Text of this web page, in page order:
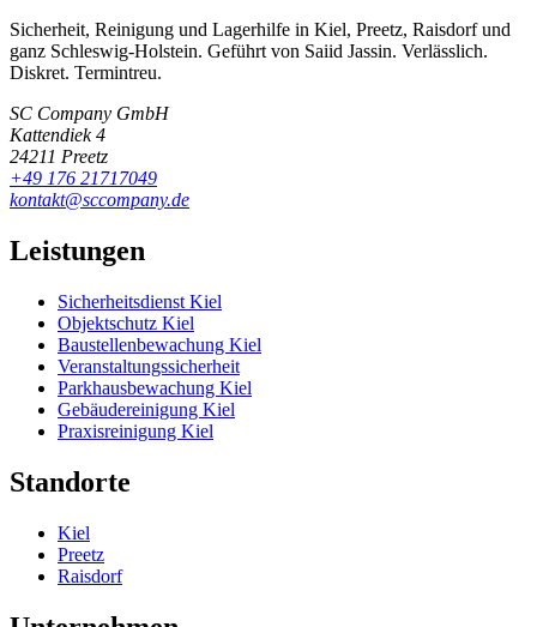
Sicherheit, Reinigung und Lagerhilfe in Kiel, Preetz, Raisdorf und
ganz Schleswig-Holstein. Geführt von Saiid Jassin. Verlässlich.
Diskret. Termintreu.
SC Company GmbH
Kattendiek 4
24211 Preetz
+49 176 21717049
kontakt@sccompany.de
Leistungen
Sicherheitsdienst Kiel
Objektschutz Kiel
Baustellenbewachung Kiel
Veranstaltungssicherheit
Parkhausbewachung Kiel
Gebäudereinigung Kiel
Praxisreinigung Kiel
Standorte
Kiel
Preetz
Raisdorf